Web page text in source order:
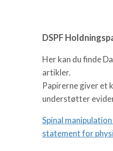
DSPF
Her kan du finde
artikler.
Papirerne giver et
understøtter
Spinal
statement for